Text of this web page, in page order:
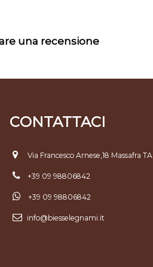
una recensione
CONTATTACI
Via Francesco Arnese,18 Massafra TA
+39 09 98806842
+39 09 98806842
info@biesselegnami.it